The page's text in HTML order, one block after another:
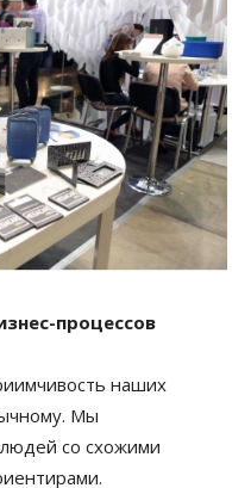
процессов
наших
Мы
со схожими